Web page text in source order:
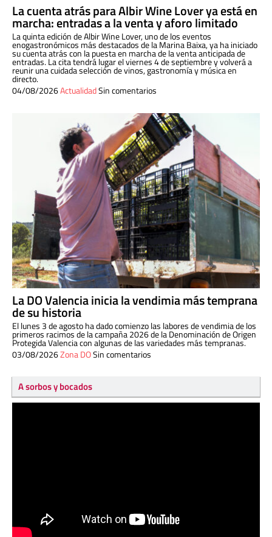
La cuenta atrás para Albir Wine Lover ya está en
marcha: entradas a la venta y aforo limitado
La quinta edición de Albir Wine Lover, uno de los eventos
enogastronómicos más destacados de la Marina Baixa, ya ha iniciado
su cuenta atrás con la puesta en marcha de la venta anticipada de
entradas. La cita tendrá lugar el viernes 4 de septiembre y volverá a
reunir una cuidada selección de vinos, gastronomía y música en
directo.
04/08/2026ActualidadSin comentarios
La DO Valencia inicia la vendimia más temprana
de su historia
El lunes 3 de agosto ha dado comienzo las labores de vendimia de los
primeros racimos de la campaña 2026 de la Denominación de Origen
Protegida Valencia con algunas de las variedades más tempranas.
03/08/2026Zona DOSin comentarios
A sorbos y bocados